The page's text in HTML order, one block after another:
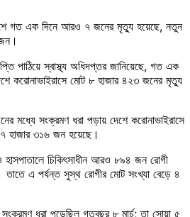
গত এক দিনে আরও ৭ জনের মৃত্যু হয়েছে, নতুন
পাঠিয়ে স্বাস্থ্য অধিদপ্তর জানিয়েছে, গত এক
করোনাভাইরাসে মোট ৮ হাজার ৪২৩ জনের মৃত্যু
সংক্রমণ ধরা পড়ায় দেশে করোনাভাইরাসে
হাজার ৩১৬ জন হয়েছে।
হাসপাতালে চিকিৎসাধীন আরও ৮৯৪ জন রোগী
এ পর্যন্ত সুস্থ রোগীর মোট সংখ্যা বেড়ে ৪
সংক্রমণ ধরা পড়েছিল গতবছর ৮ মার্চ; তা সোয়া ৫